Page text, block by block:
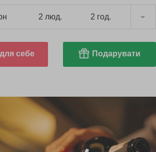
2 люд. 2 год.
себе Подарувати